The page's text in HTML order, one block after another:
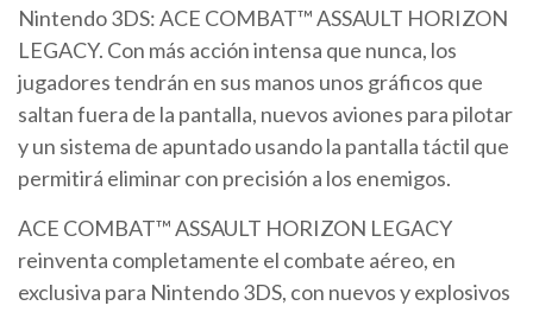
Nintendo 3DS: ACE COMBAT™ ASSAULT HORIZON
LEGACY. Con más acción intensa que nunca, los
jugadores tendrán en sus manos unos gráficos que
saltan fuera de la pantalla, nuevos aviones para pilotar
y un sistema de apuntado usando la pantalla táctil que
permitirá eliminar con precisión a los enemigos.
ACE COMBAT™ ASSAULT HORIZON LEGACY
reinventa completamente el combate aéreo, en
exclusiva para Nintendo 3DS, con nuevos y explosivos